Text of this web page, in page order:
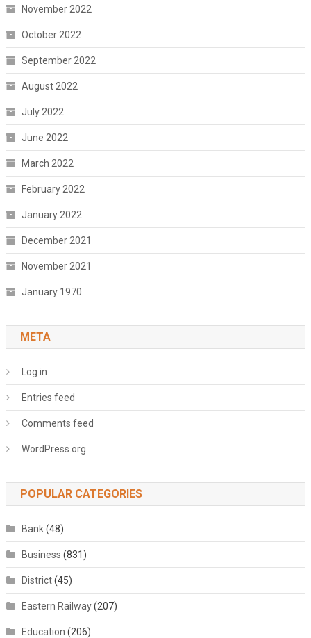
November 2022
October 2022
September 2022
August 2022
July 2022
June 2022
March 2022
February 2022
January 2022
December 2021
November 2021
January 1970
META
Log in
Entries feed
Comments feed
WordPress.org
POPULAR CATEGORIES
Bank(48)
Business (831)
District(45)
Eastern Railway(207)
Education (206)